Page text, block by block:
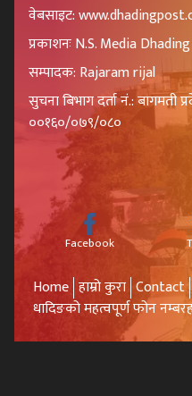
वेबसाइट:
प्रकाशनः N.S. Media Dhading
सम्पादक: Rajaram rijal
सुचना बिभाग दर्ता नं.: बागमती
००१६०/०७९/०८०
Facebook
Home हाम्रो कुरा Contact
धादिङको महत्वपूर्ण फोन